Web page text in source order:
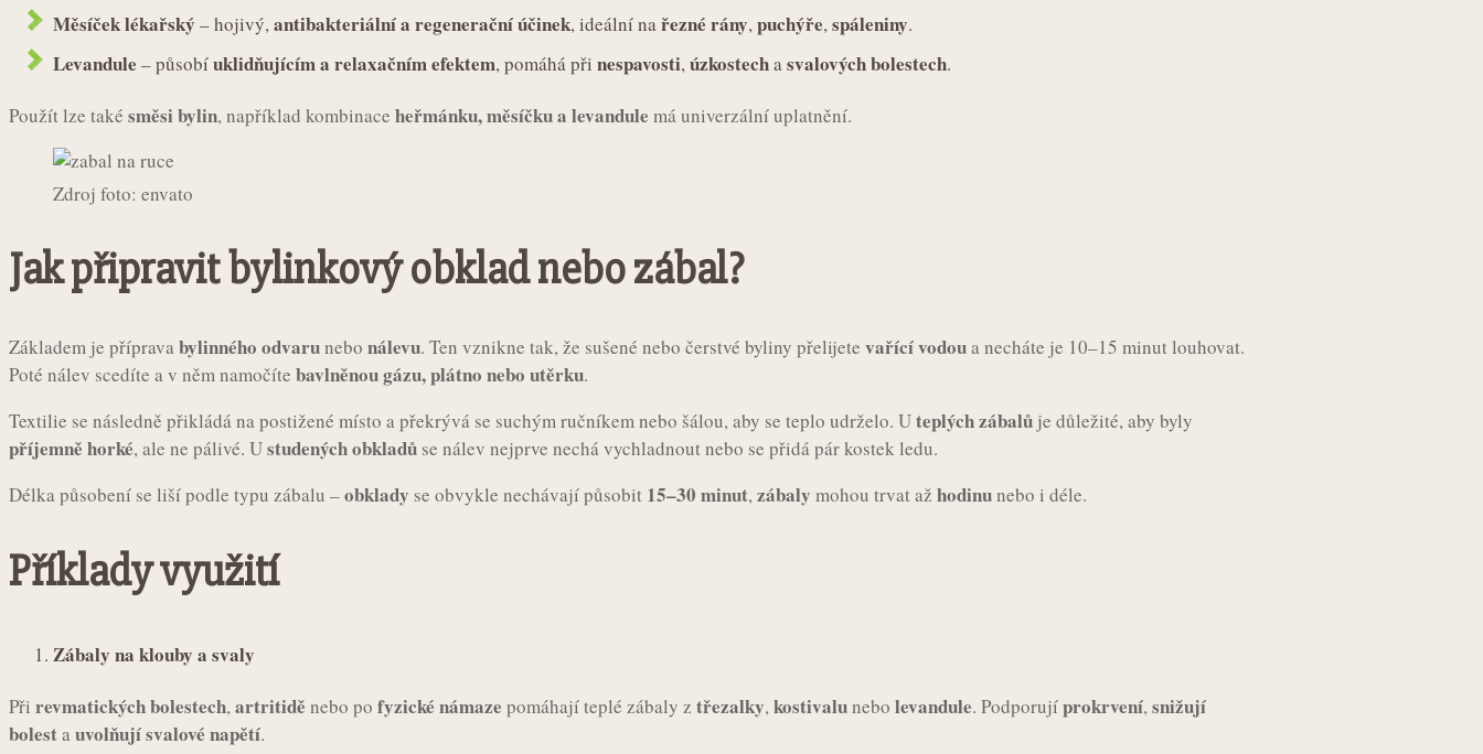
Měsíček lékařský – hojivý, antibakteriální a regenerační účinek, ideální na řezné rány, puchýře, spáleniny.
Levandule – působíuklidňujícím a relaxačním efektem, pomáhá při nespavosti, úzkostecha svalových bolestech.
Použít lze také směsi bylin, například kombinace heřmánku, měsíčku a levandule má univerzální uplatnění.
Zdroj foto: envato
Jak připravit bylinkový obklad nebo zábal?
Základem je přípravabylinného odvarunebo nálevu. Ten vznikne tak, že sušené nebo čerstvé byliny přelijete vařící vodoua necháte je 10–15 minut louhovat.
Poté nálev scedíte a v něm namočíte bavlněnou gázu, plátno nebo utěrku.
Textilie se následně přikládá na postižené místo a překrývá se suchým ručníkem nebo šálou, aby se teplo udrželo. Uteplých zábalů je důležité, aby byly
příjemně horké, ale ne pálivé. Ustudených obkladů se nálev nejprve nechá vychladnout nebo se přidá pár kostek ledu.
Délka působení se liší podle typu zábalu –obklady se obvykle nechávají působit 15–30 minut,zábaly mohou trvat až hodinunebo i déle.
Příklady využití
Zábaly na klouby a svaly
Při revmatických bolestech,artritidě nebo po fyzické námaze pomáhají teplé zábaly z třezalky,kostivalunebo levandule. Podporujíprokrvení,snižují
bolestauvolňují svalové napětí.